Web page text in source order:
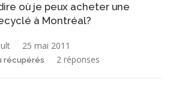
où je peux acheter une
à Montréal?
25 mai 2011
récupérés 2 réponses